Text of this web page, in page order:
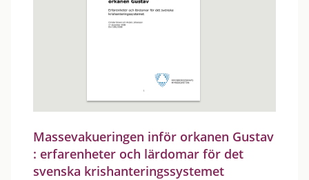
Massevakueringen inför orkanen Gustav
: erfarenheter och lärdomar för det
svenska krishanteringssystemet